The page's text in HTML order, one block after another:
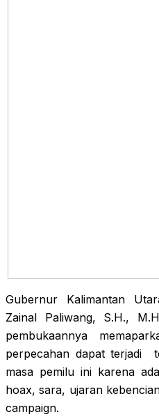
Gubernur Kalimantan
Zainal Paliwang, S.H.,
pembukaannya
perpecahan dapat terjadi
masa pemilu ini karena
hoax, sara, ujaran
campaign.